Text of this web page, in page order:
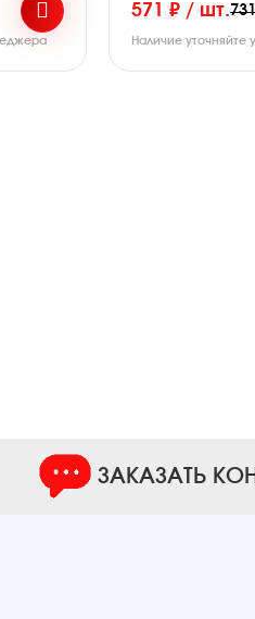
571 ₽ / шт.
Наличие уточняйте
ЗАКАЗАТЬ